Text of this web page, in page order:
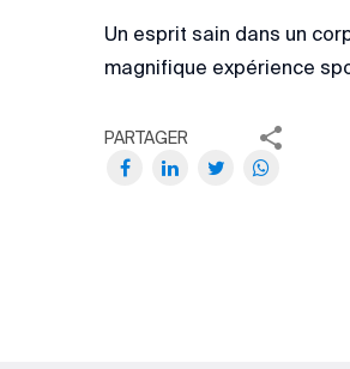
Un esprit sain dans un
magnifique expérience
PARTAGER